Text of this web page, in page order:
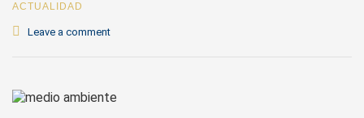
ACTUALIDAD
Leave a comment